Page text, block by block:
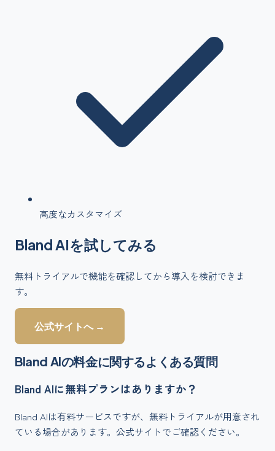
高度なカスタマイズ
Bland AIを試してみる
無料トライアルで機能を確認してから導入を検討できま
す。
公式サイトへ →
Bland AIの料金に関するよくある質問
Bland AIに無料プランはありますか？
Bland AIは有料サービスですが、無料トライアルが用意され
ている場合があります。公式サイトでご確認ください。